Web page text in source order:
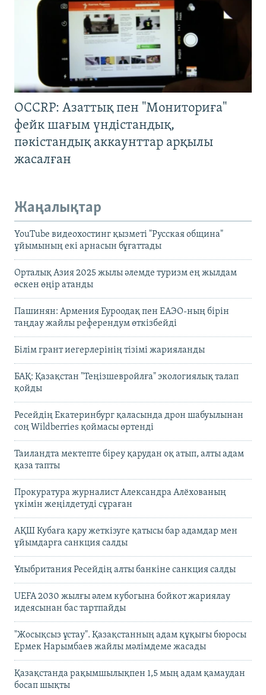
OCCRP: Азаттық пен "Мониториға"
фейк шағым үндістандық,
пәкістандық аккаунттар арқылы
жасалған
Жаңалықтар
YouTube видеохостинг қызметі "Русская община"
ұйымының екі арнасын бұғаттады
Орталық Азия 2025 жылы әлемде туризм ең жылдам
өскен өңір атанды
Пашинян: Армения Еуроодақ пен ЕАЭО-ның бірін
таңдау жайлы референдум өткізбейді
Білім грант иегерлерінің тізімі жарияланды
БАҚ: Қазақстан "Теңізшевройлға" экологиялық талап
қойды
Ресейдің Екатеринбург қаласында дрон шабуылынан
соң Wildberries қоймасы өртенді
Таиландта мектепте біреу қарудан оқ атып, алты адам
қаза тапты
Прокуратура журналист Александра Алёхованың
үкімін жеңілдетуді сұраған
АҚШ Кубаға қару жеткізуге қатысы бар адамдар мен
ұйымдарға санкция салды
Ұлыбритания Ресейдің алты банкіне санкция салды
UEFA 2030 жылғы әлем кубогына бойкот жариялау
идеясынан бас тартпайды
"Жосықсыз ұстау". Қазақстанның адам құқығы бюросы
Ермек Нарымбаев жайлы мәлімдеме жасады
Қазақстанда рақымшылықпен 1,5 мың адам қамаудан
босап шықты